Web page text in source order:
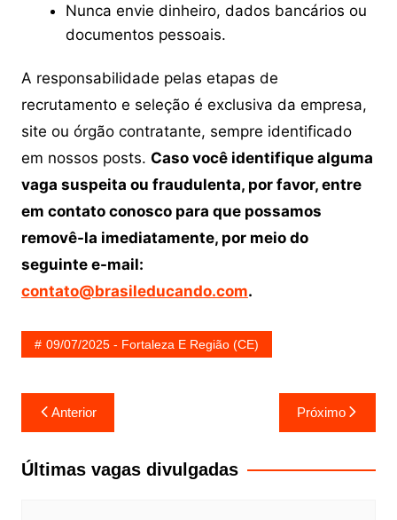
Nunca envie dinheiro, dados bancários ou
documentos pessoais.
A responsabilidade pelas etapas de
recrutamento e seleção é exclusiva da empresa,
site ou órgão contratante, sempre identificado
em nossos posts. Caso você identifique alguma
vaga suspeita ou fraudulenta, por favor, entre
em contato conosco para que possamos
removê-la imediatamente, por meio do
seguinte e-mail:
contato@brasileducando.com.
09/07/2025 - Fortaleza E Região (CE)
Navegação
de
Post
Anterior Próximo
Últimas vagas divulgadas